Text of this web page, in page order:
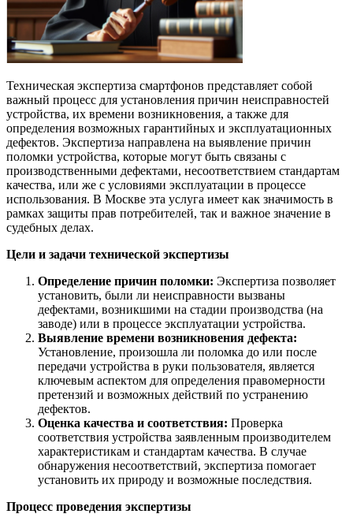
Техническая экспертиза смартфонов представляет собой
важный процесс для установления причин неисправностей
устройства, их времени возникновения, а также для
определения возможных гарантийных и эксплуатационных
дефектов. Экспертиза направлена на выявление причин
поломки устройства, которые могут быть связаны с
производственными дефектами, несоответствием стандартам
качества, или же с условиями эксплуатации в процессе
использования. В Москве эта услуга имеет как значимость в
рамках защиты прав потребителей, так и важное значение в
судебных делах.
Цели и задачи технической экспертизы
Определение причин поломки: Экспертиза позволяет
установить, были ли неисправности вызваны
дефектами, возникшими на стадии производства (на
заводе) или в процессе эксплуатации устройства.
Выявление времени возникновения дефекта:
Установление, произошла ли поломка до или после
передачи устройства в руки пользователя, является
ключевым аспектом для определения правомерности
претензий и возможных действий по устранению
дефектов.
Оценка качества и соответствия: Проверка
соответствия устройства заявленным производителем
характеристикам и стандартам качества. В случае
обнаружения несоответствий, экспертиза помогает
установить их природу и возможные последствия.
Процесс проведения экспертизы